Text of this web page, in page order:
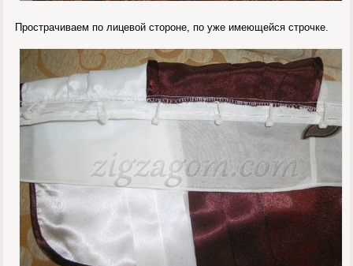
Прострачиваем по лицевой стороне, по уже имеющейся строчке.